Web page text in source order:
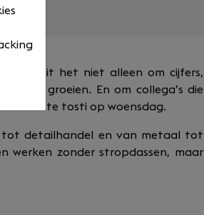
draait het niet alleen om cijfers,
willen groeien. En om collega’s die
de laatste tosti op woensdag.
tot detailhandel en van metaal tot
werken zonder stropdassen, maar